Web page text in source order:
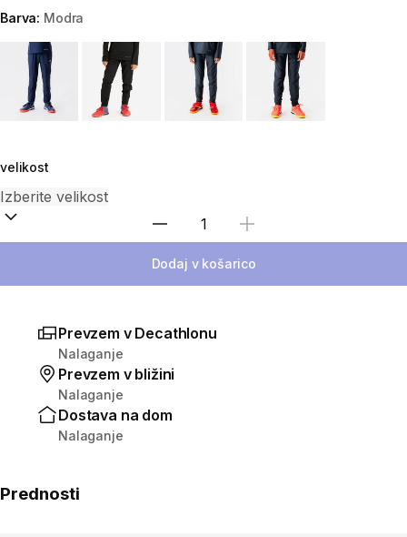
Barva: Modra
Choose a variant
velikost
Izberite količino
Dodaj v košarico
Prevzem v Decathlonu
Nalaganje
Prevzem v bližini
Nalaganje
Dostava na dom
Nalaganje
Prednosti